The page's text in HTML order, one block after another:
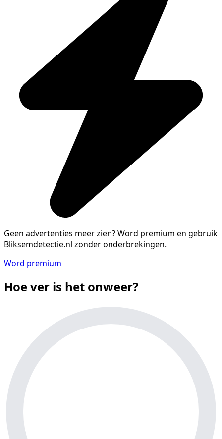
Geen advertenties meer zien?Word premium en gebruik
Bliksemdetectie.nl zonder onderbrekingen.
Word premium
Hoe ver is het onweer?